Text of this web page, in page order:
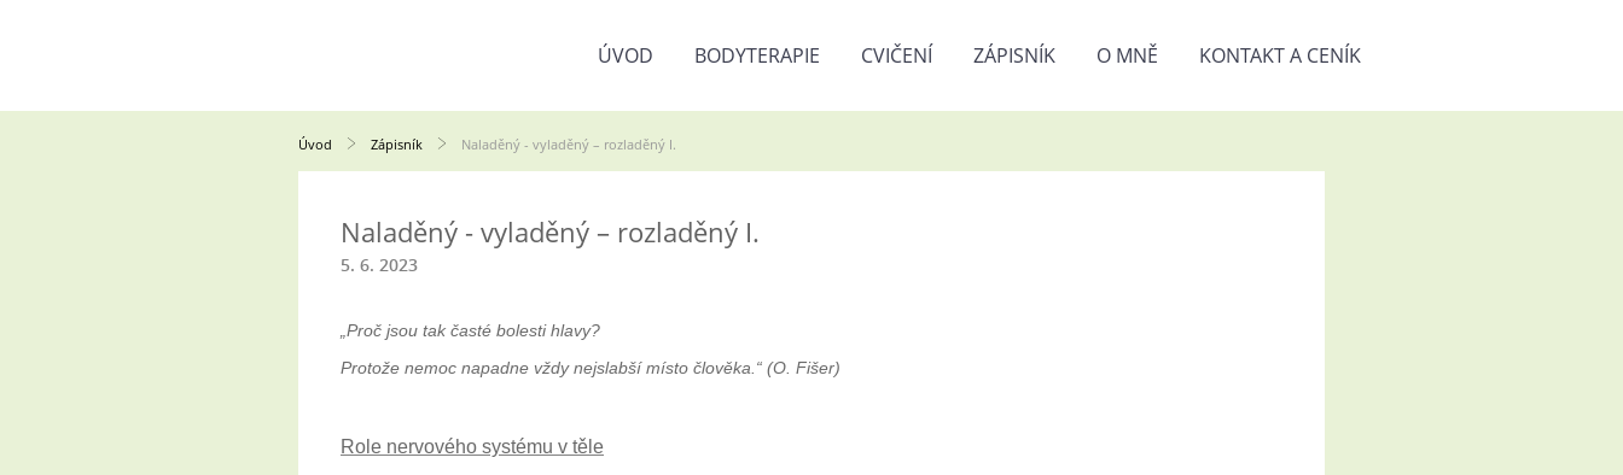
ÚVOD BODYTERAPIE CVIČENÍ ZÁPISNÍK O MNĚ KONTAKT A CENÍK
Úvod Zápisník Naladěný - vyladěný – rozladěný I.
Naladěný - vyladěný – rozladěný I.
5. 6. 2023
„Proč jsou tak časté bolesti hlavy?
Protože nemoc napadne vždy nejslabší místo člověka.“ (O. Fišer)
Role nervového systému v těle